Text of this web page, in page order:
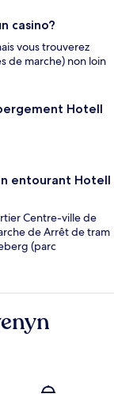
casino?
vous trouverez
de marche) non loin
Hotell
entourant Hotell
Centre-ville de
de Arrêt de tram
(parc